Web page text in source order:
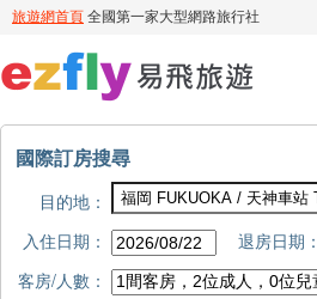
國際訂房搜尋
目的地：
入住日期：
退房日期：
客房/人數：